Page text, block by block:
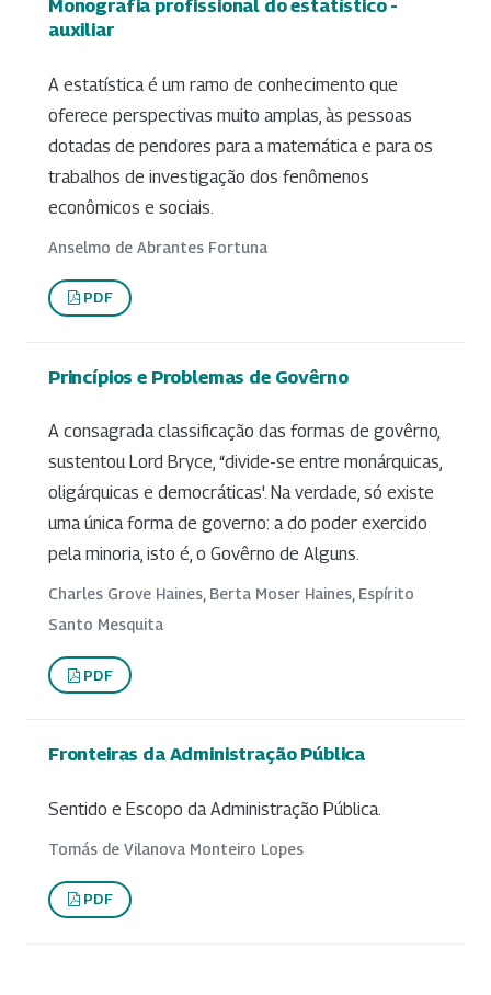
Monografia profissional do estatístico -
auxiliar
A estatística é um ramo de conhecimento que
oferece perspectivas muito amplas, às pessoas
dotadas de pendores para a matemática e para os
trabalhos de investigação dos fenômenos
econômicos e sociais.
Anselmo de Abrantes Fortuna
PDF
Princípios e Problemas de Govêrno
A consagrada classificação das formas de govêrno,
sustentou Lord Bryce, “divide-se entre monárquicas,
oligárquicas e democráticas'. Na verdade, só existe
uma única forma de governo: a do poder exercido
pela minoria, isto é, o Govêrno de Alguns.
Charles Grove Haines, Berta Moser Haines, Espírito
Santo Mesquita
PDF
Fronteiras da Administração Pública
Sentido e Escopo da Administração Pública.
Tomás de Vilanova Monteiro Lopes
PDF